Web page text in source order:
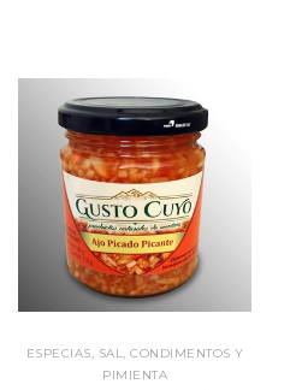
ESPECIAS, SAL, CONDIMENTOS Y
PIMIENTA